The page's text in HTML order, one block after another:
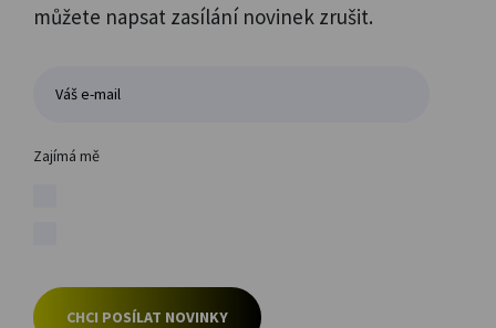
můžete napsat zasílání novinek zrušit.
Zajímá mě
CHCI POSÍLAT NOVINKY